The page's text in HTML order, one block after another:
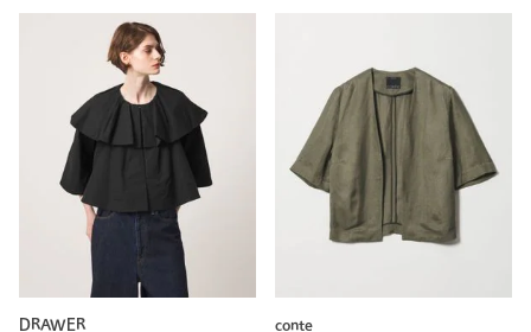
DRAWER
conte